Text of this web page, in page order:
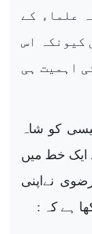
علماء کے
کیونکہ اس
اہمیت ہی
کو شاہ
ایک خط میں
نےاپنی
ہے کہ :